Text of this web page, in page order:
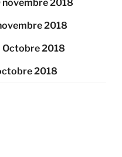
novembre 2018
2018
Octobre 2018
2018